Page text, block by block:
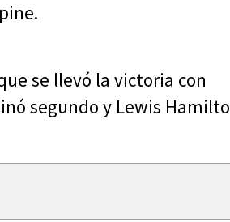
se llevó la victoria con
segundo y Lewis